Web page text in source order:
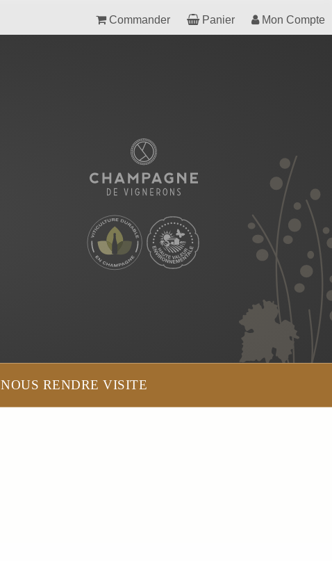
Commander Panier Mon Compte
NOUS RENDRE VISITE